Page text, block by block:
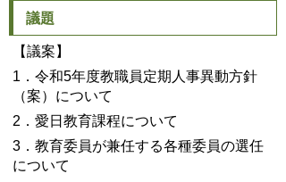
議題
【議案】
1．令和5年度教職員定期人事異動方針
（案）について
2．愛日教育課程について
3．教育委員が兼任する各種委員の選任
について